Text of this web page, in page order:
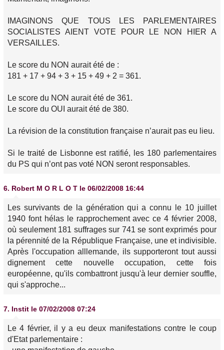
IMAGINONS QUE TOUS LES PARLEMENTAIRES
SOCIALISTES AIENT VOTE POUR LE NON HIER A
VERSAILLES.
Le score du NON aurait été de :
181 + 17 + 94 + 3 + 15 + 49 + 2 = 361.
Le score du NON aurait été de 361.
Le score du OUI aurait été de 380.
La révision de la constitution française n’aurait pas eu lieu.
Si le traité de Lisbonne est ratifié, les 180 parlementaires
du PS qui n’ont pas voté NON seront responsables.
6. Robert M O R L O T le 06/02/2008 16:44
Les survivants de la génération qui a connu le 10 juillet
1940 font hélas le rapprochement avec ce 4 février 2008,
où seulement 181 suffrages sur 741 se sont exprimés pour
la pérennité de la République Française, une et indivisible.
Après l'occupation alllemande, ils supporteront tout aussi
dignement cette nouvelle occupation, cette fois
européenne, qu'ils combattront jusqu'à leur dernier souffle,
qui s'approche...
7. Instit le 07/02/2008 07:24
Le 4 février, il y a eu deux manifestations contre le coup
d'Etat parlementaire :